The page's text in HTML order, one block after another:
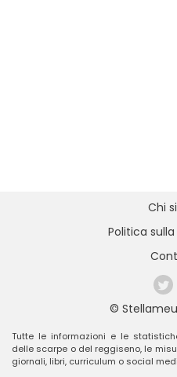
©
Chi
Politica
Tutte le informazioni e le
delle scarpe o del reggiseno, le
giornali, libri, curriculum o social